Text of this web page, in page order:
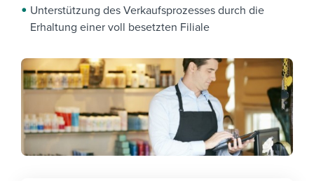
Unterstützung des Verkaufsprozesses durch die
Erhaltung einer voll besetzten Filiale